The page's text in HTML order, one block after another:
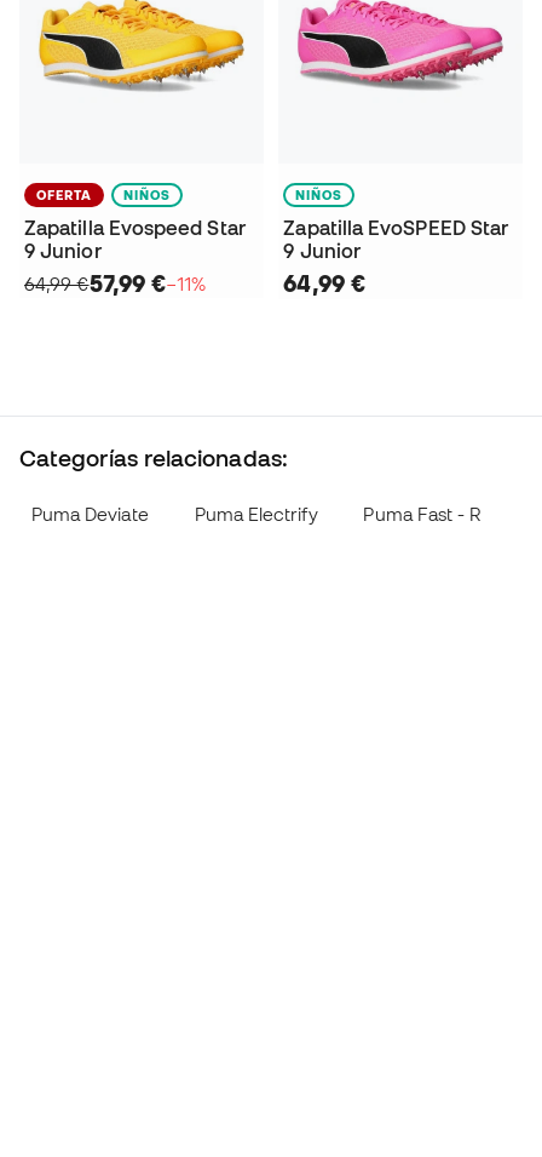
OFERTA NIÑOS
Zapatilla Evospeed Star
9 Junior
64,99 €57,99 €−11%
NIÑOS
Zapatilla EvoSPEED Star
9 Junior
64,99 €
Categorías relacionadas:
Puma Deviate Puma Electrify Puma Fast - R